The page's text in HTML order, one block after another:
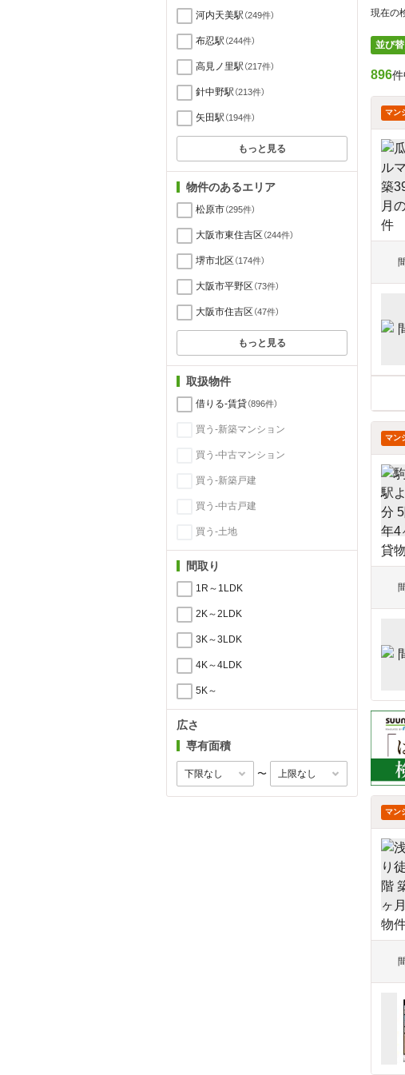
現在の
並び替
896
マン
ほ
マン
マン
河内天美駅 （249件）
布忍駅 （244件）
高見ノ里駅 （217件）
針中野駅 （213件）
矢田駅 （194件）
もっと見る
物件のあるエリア
松原市（295件）
大阪市東住吉区 （244件）
堺市北区 （174件）
大阪市平野区 （73件）
大阪市住吉区 （47件）
もっと見る
取扱物件
借りる-賃貸（896件）
買う-新築マンション
買う-中古マンション
買う-新築戸建
買う-中古戸建
買う-土地
間取り
1R～1LDK
2K～2LDK
3K～3LDK
4K～4LDK
5K～
広さ
専有面積
〜